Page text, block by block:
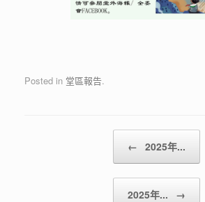
Posted in 堂區報告.
Post navigation
← 2025年...
2025年... →